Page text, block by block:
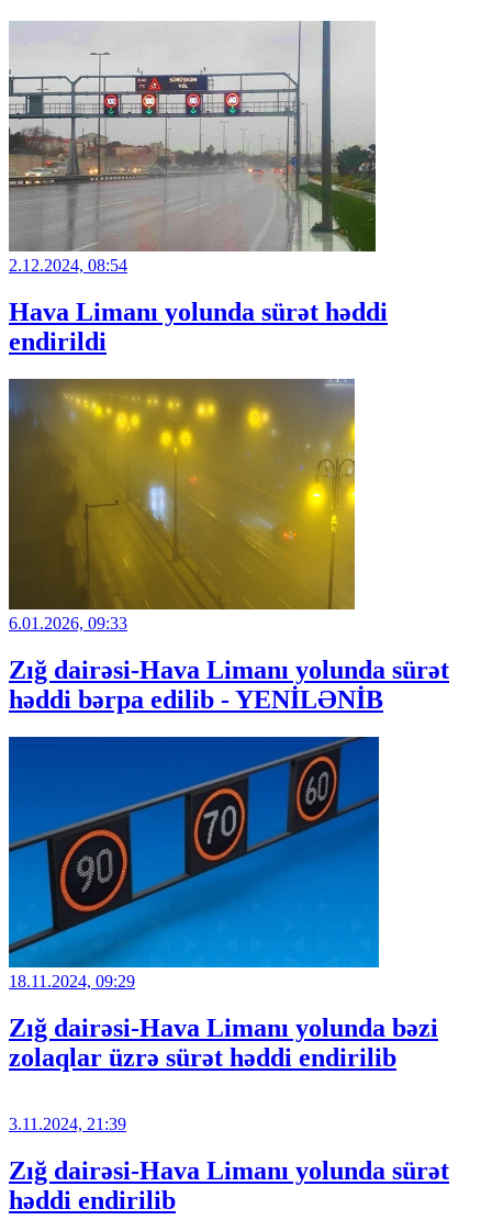
2.12.2024, 08:54
Hava Limanı yolunda sürət həddi
endirildi
6.01.2026, 09:33
Zığ dairəsi-Hava Limanı yolunda sürət
həddi bərpa edilib - YENİLƏNİB
18.11.2024, 09:29
Zığ dairəsi-Hava Limanı yolunda bəzi
zolaqlar üzrə sürət həddi endirilib
3.11.2024, 21:39
Zığ dairəsi-Hava Limanı yolunda sürət
həddi endirilib